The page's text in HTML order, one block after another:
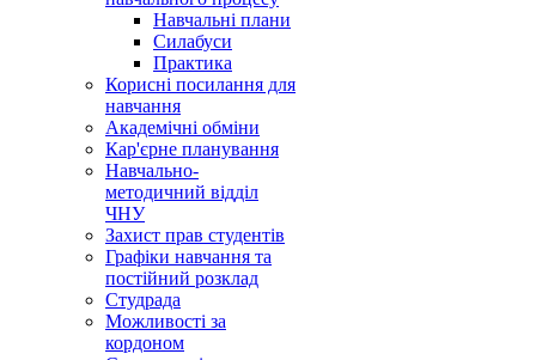
Навчальні плани
Силабуси
Практика
Корисні посилання для
навчання
Академічні обміни
Кар'єрне планування
Навчально-
методичний відділ
ЧНУ
Захист прав студентів
Графіки навчання та
постійний розклад
Студрада
Можливості за
кордоном